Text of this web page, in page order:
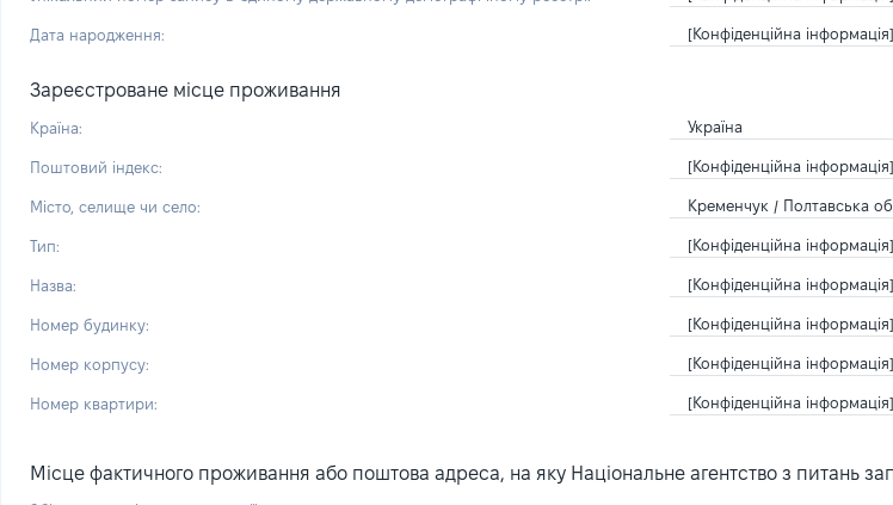
Дата народження: [Конфіденційна інформація]
Зареєстроване місце проживання
Країна: Україна
Поштовий індекс: [Конфіденційна інформація]
Місто, селище чи село: Кременчук / Полтавська
Тип: [Конфіденційна інформація]
Назва: [Конфіденційна інформація]
Номер будинку: [Конфіденційна інформація]
Номер корпусу: [Конфіденційна інформація]
Номер квартири: [Конфіденційна інформація]
Місце фактичного проживання або поштова адреса, на яку Національне агентство з питань